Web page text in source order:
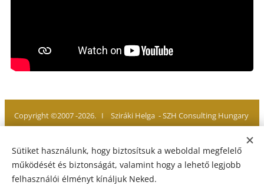
Copyright ©2007 -2026. I Sziráki Helga - SZH Consulting Hungary
Adatvédelmi TájékoztatóIJogi Nyilatkozat
Sütiket használunk, hogy biztosítsuk a weboldal megfelelő
működését és biztonságát, valamint hogy a lehető legjobb
felhasználói élményt kínáljuk Neked.